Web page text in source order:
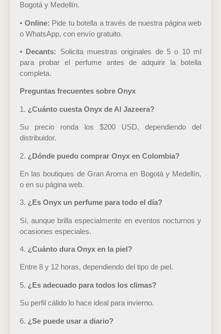
Bogotá y Medellín.
• Online: Pide tu botella a través de nuestra página web
o WhatsApp, con envío gratuito.
• Decants: Solicita muestras originales de 5 o 10 ml
para probar el perfume antes de adquirir la botella
completa.
Preguntas frecuentes sobre Onyx
1. ¿Cuánto cuesta Onyx de Al Jazeera?
Su precio ronda los $200 USD, dependiendo del
distribuidor.
2. ¿Dónde puedo comprar Onyx en Colombia?
En las boutiques de Gran Aroma en Bogotá y Medellín,
o en su página web.
3. ¿Es Onyx un perfume para todo el día?
Sí, aunque brilla especialmente en eventos nocturnos y
ocasiones especiales.
4. ¿Cuánto dura Onyx en la piel?
Entre 8 y 12 horas, dependiendo del tipo de piel.
5. ¿Es adecuado para todos los climas?
Su perfil cálido lo hace ideal para invierno.
6. ¿Se puede usar a diario?